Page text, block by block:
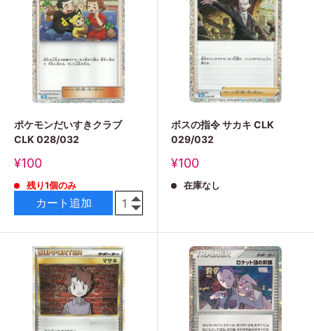
ポケモンだいすきクラブ
CLK 028/032
販
価
¥100
残り1個のみ
カート追加
ボスの指令 サカキ CLK
029/032
販
価
¥100
在庫なし